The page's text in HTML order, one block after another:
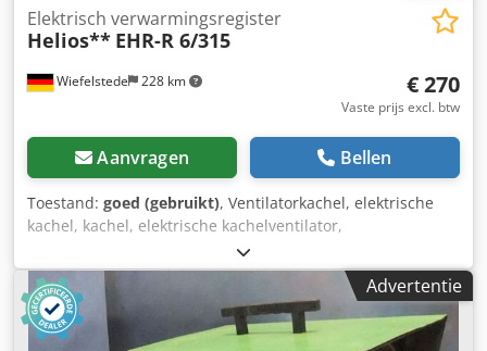
Wiefelstede 228 km
Elektrisch verwarmingsregister
Helios** EHR-R 6/315
€ 270
Vaste prijs excl. btw
Aanvragen Bellen
Toestand: goed (gebruikt), Ventilatorkachel, elektrische
kachel, kachel, elektrische kachelventilator,
warmtewisselaar, luchtverwarmer, luchtverwarmer,
buisluchtverwarmer, buisluchtverwarmer -Helios: EHR-R
6/315 elektrische kachel batterij -met: EHS-regeling -Power:
6.0 kW -Voltage: 400 V -Fan: Ø 315 mm Dsdpefgmixsfx
Alreck -Afmetingen: 380/315/H415 mm -Gewicht: 5 kg
Advertentie